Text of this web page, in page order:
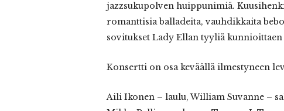
jazzsukupolven huippunimiä.
romanttisia balladeita, vauhdikkaita
sovitukset Lady Ellan tyyliä
Konsertti on osa keväällä ilmestyneen
Aili Ikonen – laulu, William Suvanne –